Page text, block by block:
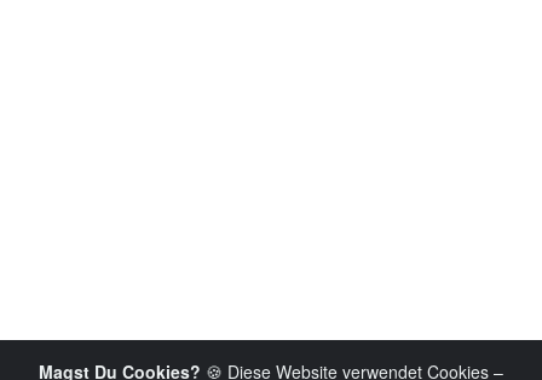
Magst Du Cookies? 🍪 Diese Website verwendet Cookies –